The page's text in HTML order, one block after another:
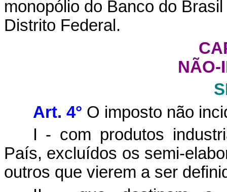
monopólio do Banco do
Distrito Federal.
NÃO-
Art. 4° O imposto não
I - com produtos
País, excluídos os semi-
outros que vierem a ser